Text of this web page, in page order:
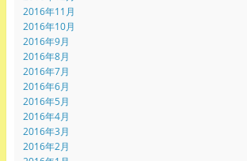
2016年11月
2016年10月
2016年9月
2016年8月
2016年7月
2016年6月
2016年5月
2016年4月
2016年3月
2016年2月